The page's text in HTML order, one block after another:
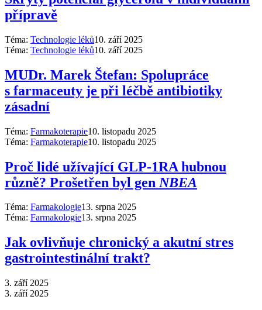
přípravě
Téma: Technologie léků10. září 2025
Téma: Technologie léků10. září 2025
MUDr. Marek Štefan: Spolupráce
s farmaceuty je při léčbě antibiotiky
zásadní
Téma: Farmakoterapie10. listopadu 2025
Téma: Farmakoterapie10. listopadu 2025
Proč lidé užívající GLP-1RA hubnou
různě? Prošetřen byl gen NBEA
Téma: Farmakologie13. srpna 2025
Téma: Farmakologie13. srpna 2025
Jak ovlivňuje chronický a akutní stres
gastrointestinální trakt?
3. září 2025
3. září 2025